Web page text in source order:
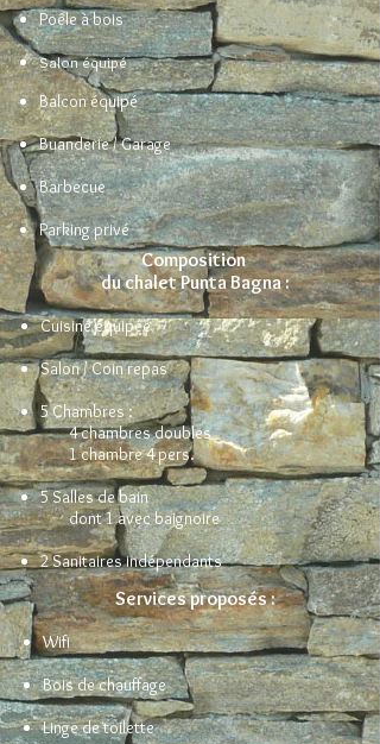
Poêle à bois
Salon équipé
Balcon équipé
Buanderie / Garage
Barbecue
Parking privé
Composition
du chalet Punta Bagna :
Cuisiné équipée
Salon / Coin repas
5 Chambres :
4 chambres doubles
1 chambre 4 pers.
5 Salles de bain
dont 1 avec baignoire
2 Sanitaires indépendants
Services proposés :
Wifi
Bois de chauffage
Linge de toilette